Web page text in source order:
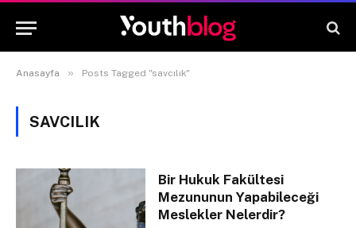
Anasayfa » Posts Tagged "savcılık"
SAVCILIK
Bir Hukuk Fakültesi
Mezununun Yapabileceği
Meslekler Nelerdir?